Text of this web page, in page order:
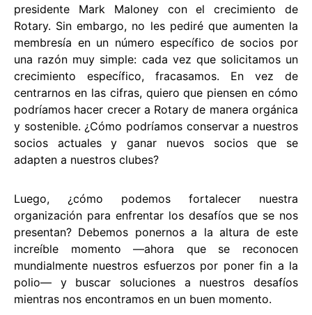
presidente Mark Maloney con el crecimiento de
Rotary. Sin embargo, no les pediré que aumenten la
membresía en un número específico de socios por
una razón muy simple: cada vez que solicitamos un
crecimiento específico, fracasamos. En vez de
centrarnos en las cifras, quiero que piensen en cómo
podríamos hacer crecer a Rotary de manera orgánica
y sostenible. ¿Cómo podríamos conservar a nuestros
socios actuales y ganar nuevos socios que se
adapten a nuestros clubes?
Luego, ¿cómo podemos fortalecer nuestra
organización para enfrentar los desafíos que se nos
presentan? Debemos ponernos a la altura de este
increíble momento —ahora que se reconocen
mundialmente nuestros esfuerzos por poner fin a la
polio— y buscar soluciones a nuestros desafíos
mientras nos encontramos en un buen momento.